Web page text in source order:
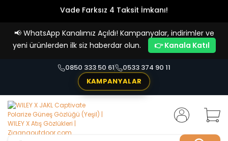
Vade Farksız 4 Taksit İmkanı!
📢 WhatsApp Kanalımız Açıldı! Kampanyalar, indirimler ve
yeni ürünlerden ilk siz haberdar olun.
👉 Kanala Katıl
0850 333 50 61
0533 374 90 11
KAMPANYALAR